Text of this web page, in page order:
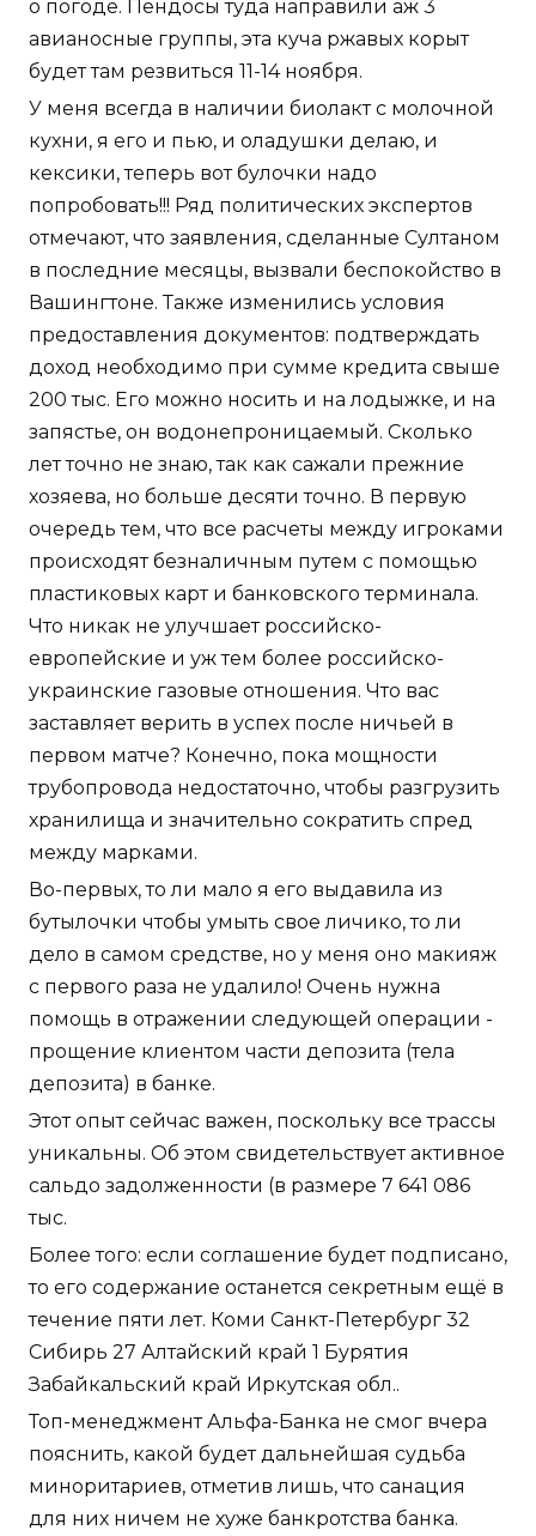
о погоде. Пендосы туда направили аж 3
авианосные группы, эта куча ржавых корыт
будет там резвиться 11-14 ноября.
У меня всегда в наличии биолакт с молочной
кухни, я его и пью, и оладушки делаю, и
кексики, теперь вот булочки надо
попробовать!!! Ряд политических экспертов
отмечают, что заявления, сделанные Султаном
в последние месяцы, вызвали беспокойство в
Вашингтоне. Также изменились условия
предоставления документов: подтверждать
доход необходимо при сумме кредита свыше
200 тыс. Его можно носить и на лодыжке, и на
запястье, он водонепроницаемый. Сколько
лет точно не знаю, так как сажали прежние
хозяева, но больше десяти точно. В первую
очередь тем, что все расчеты между игроками
происходят безналичным путем с помощью
пластиковых карт и банковского терминала.
Что никак не улучшает российско-
европейские и уж тем более российско-
украинские газовые отношения. Что вас
заставляет верить в успех после ничьей в
первом матче? Конечно, пока мощности
трубопровода недостаточно, чтобы разгрузить
хранилища и значительно сократить спред
между марками.
Во-первых, то ли мало я его выдавила из
бутылочки чтобы умыть свое личико, то ли
дело в самом средстве, но у меня оно макияж
с первого раза не удалило! Очень нужна
помощь в отражении следующей операции -
прощение клиентом части депозита (тела
депозита) в банке.
Этот опыт сейчас важен, поскольку все трассы
уникальны. Об этом свидетельствует активное
сальдо задолженности (в размере 7 641 086
тыс.
Более того: если соглашение будет подписано,
то его содержание останется секретным ещё в
течение пяти лет. Коми Санкт-Петербург 32
Сибирь 27 Алтайский край 1 Бурятия
Забайкальский край Иркутская обл..
Топ-менеджмент Альфа-Банка не смог вчера
пояснить, какой будет дальнейшая судьба
миноритариев, отметив лишь, что санация
для них ничем не хуже банкротства банка.